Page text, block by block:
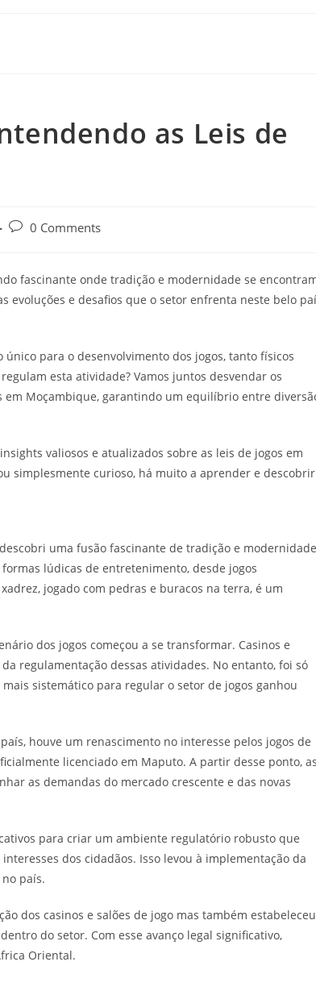
as Leis de
0 Comments
fascinante onde tradição e modernidade se
evoluções e desafios que o setor enfrenta neste belo
para o desenvolvimento dos jogos, tanto físicos
esta atividade? Vamos juntos desvendar os
Moçambique, garantindo um equilíbrio entre
valiosos e atualizados sobre as leis de jogos em
simplesmente curioso, há muito a aprender e
uma fusão fascinante de tradição e
lúdicas de entretenimento, desde jogos
jogado com pedras e buracos na terra, é um
dos jogos começou a se transformar. Casinos e
regulamentação dessas atividades. No entanto, foi só
sistemático para regular o setor de jogos ganhou
houve um renascimento no interesse pelos jogos de
licenciado em Maputo. A partir desse ponto,
as demandas do mercado crescente e das novas
para criar um ambiente regulatório robusto que
dos cidadãos. Isso levou à implementação da
país.
dos casinos e salões de jogo mas também estabeleceu
do setor. Com esse avanço legal significativo,
Oriental.